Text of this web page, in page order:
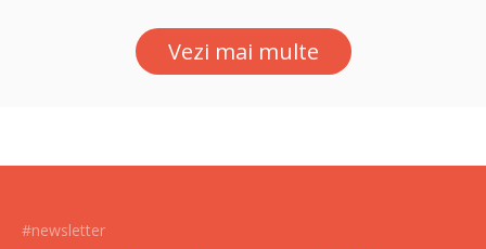
Monitorul Oficial
Vezi mai multe
#newsletter